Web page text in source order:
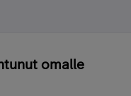
omalle